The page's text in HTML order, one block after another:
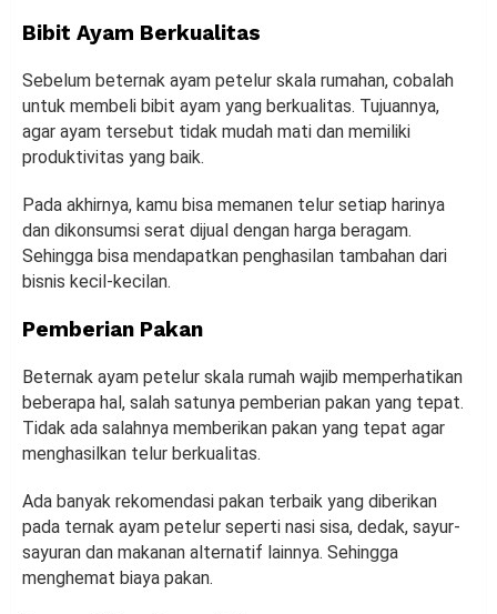
Bibit Ayam Berkualitas
Sebelum beternak ayam petelur skala rumahan, cobalah
untuk membeli bibit ayam yang berkualitas. Tujuannya,
agar ayam tersebut tidak mudah mati dan memiliki
produktivitas yang baik.
Pada akhirnya, kamu bisa memanen telur setiap harinya
dan dikonsumsi serat dijual dengan harga beragam.
Sehingga bisa mendapatkan penghasilan tambahan dari
bisnis kecil-kecilan.
Pemberian Pakan
Beternak ayam petelur skala rumah wajib memperhatikan
beberapa hal, salah satunya pemberian pakan yang tepat.
Tidak ada salahnya memberikan pakan yang tepat agar
menghasilkan telur berkualitas.
Ada banyak rekomendasi pakan terbaik yang diberikan
pada ternak ayam petelur seperti nasi sisa, dedak, sayur-
sayuran dan makanan alternatif lainnya. Sehingga
menghemat biaya pakan.